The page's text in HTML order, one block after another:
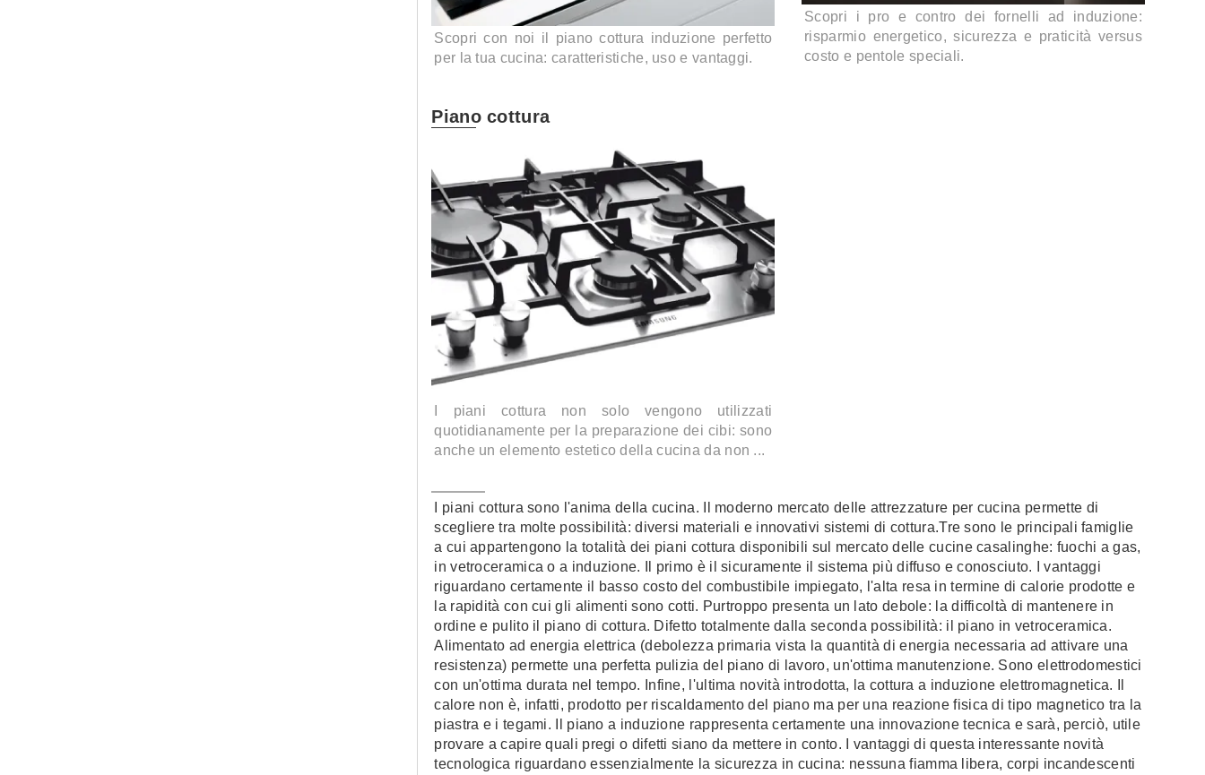
Scopri con noi il piano cottura induzione perfetto
per la tua cucina: caratteristiche, uso e vantaggi.
Scopri i pro e contro dei fornelli ad induzione:
risparmio energetico, sicurezza e praticità versus
costo e pentole speciali.
Piano cottura
I piani cottura non solo vengono utilizzati
quotidianamente per la preparazione dei cibi: sono
anche un elemento estetico della cucina da non ...
I piani cottura sono l'anima della cucina. Il moderno mercato delle attrezzature per cucina permette di
scegliere tra molte possibilità: diversi materiali e innovativi sistemi di cottura.Tre sono le principali famiglie
a cui appartengono la totalità dei piani cottura disponibili sul mercato delle cucine casalinghe: fuochi a gas,
in vetroceramica o a induzione. Il primo è il sicuramente il sistema più diffuso e conosciuto. I vantaggi
riguardano certamente il basso costo del combustibile impiegato, l'alta resa in termine di calorie prodotte e
la rapidità con cui gli alimenti sono cotti. Purtroppo presenta un lato debole: la difficoltà di mantenere in
ordine e pulito il piano di cottura. Difetto totalmente dalla seconda possibilità: il piano in vetroceramica.
Alimentato ad energia elettrica (debolezza primaria vista la quantità di energia necessaria ad attivare una
resistenza) permette una perfetta pulizia del piano di lavoro, un'ottima manutenzione. Sono elettrodomestici
con un'ottima durata nel tempo. Infine, l'ultima novità introdotta, la cottura a induzione elettromagnetica. Il
calore non è, infatti, prodotto per riscaldamento del piano ma per una reazione fisica di tipo magnetico tra la
piastra e i tegami. Il piano a induzione rappresenta certamente una innovazione tecnica e sarà, perciò, utile
provare a capire quali pregi o difetti siano da mettere in conto. I vantaggi di questa interessante novità
tecnologica riguardano essenzialmente la sicurezza in cucina: nessuna fiamma libera, corpi incandescenti